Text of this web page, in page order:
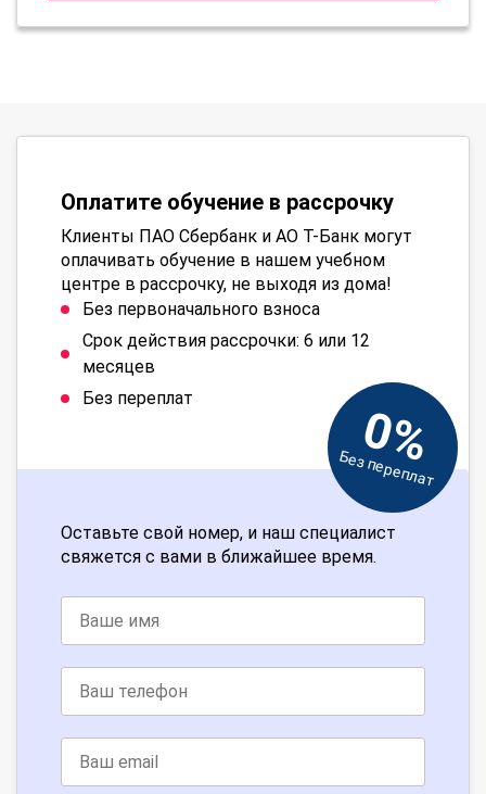
Оплатите обучение в рассрочку
Клиенты ПАО Сбербанк и АО Т-Банк могут
оплачивать обучение в нашем учебном
центре в рассрочку, не выходя из дома!
Без первоначального взноса
Срок действия рассрочки: 6 или 12
месяцев
Без переплат
0%
Без переплат
Оставьте свой номер, и наш специалист
свяжется с вами в ближайшее время.